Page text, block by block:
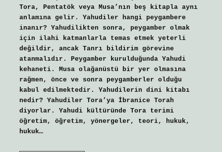
Tora, Pentatök veya Musa’nın beş kitapla aynı
anlamına gelir. Yahudiler hangi peygambere
inanır? Yahudilikten sonra, peygamber olmak
için ilahi katmanlarla temas etmek yeterli
değildir, ancak Tanrı bildirim görevine
atanmalıdır. Peygamber kurulduğunda Yahudi
kehaneti. Musa olağanüstü bir yer olmasına
rağmen, önce ve sonra peygamberler olduğu
kabul edilmektedir. Yahudilerin dini kitabı
nedir? Yahudiler Tora’ya İbranice Torah
diyorlar. Yahudi kültüründe Tora terimi
öğretim, öğretim, yönergeler, teori, hukuk,
hukuk…